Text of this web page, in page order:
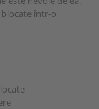
într-o